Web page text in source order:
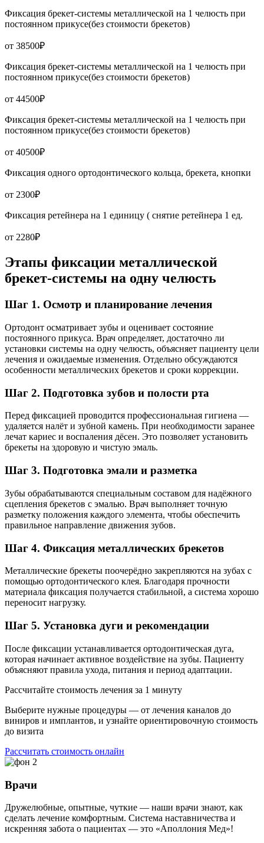
Фиксация брекет-системы металлической на 1 челюсть при
постоянном прикусе(без стоимости брекетов)
от 38500₽
Фиксация брекет-системы металлической на 1 челюсть при
постоянном прикусе(без стоимости брекетов)
от 44500₽
Фиксация брекет-системы металлической на 1 челюсть при
постоянном прикусе(без стоимости брекетов)
от 40500₽
Фиксация одного ортодонтического кольца, брекета, кнопки
от 2300₽
Фиксация ретейнера на 1 единицу ( снятие ретейнера 1 ед.
от 2280₽
Этапы фиксации металлической
брекет-системы на одну челюсть
Шаг 1. Осмотр и планирование лечения
Ортодонт осматривает зубы и оценивает состояние
постоянного прикуса. Врач определяет, достаточно ли
установки системы на одну челюсть, объясняет пациенту цели
лечения и ожидаемые изменения. Отдельно обсуждаются
особенности металлических брекетов и сроки коррекции.
Шаг 2. Подготовка зубов и полости рта
Перед фиксацией проводится профессиональная гигиена —
удаляется налёт и зубной камень. При необходимости заранее
лечат кариес и воспаления дёсен. Это позволяет установить
брекеты на здоровую и чистую эмаль.
Шаг 3. Подготовка эмали и разметка
Зубы обрабатываются специальным составом для надёжного
сцепления брекетов с эмалью. Врач выполняет точную
разметку положения каждого элемента, чтобы обеспечить
правильное направление движения зубов.
Шаг 4. Фиксация металлических брекетов
Металлические брекеты поочерёдно закрепляются на зубах с
помощью ортодонтического клея. Благодаря прочности
материала фиксация получается стабильной, а система хорошо
переносит нагрузку.
Шаг 5. Установка дуги и рекомендации
После фиксации устанавливается ортодонтическая дуга,
которая начинает активное воздействие на зубы. Пациенту
объясняют правила ухода, питания и период адаптации.
Рассчитайте стоимость лечения за 1 минуту
Выберите нужные процедуры — от лечения каналов до
виниров и имплантов, и узнайте ориентировочную стоимость
до визита
Рассчитать стоимость онлайн
Врачи
Дружелюбные, опытные, чуткие — наши врачи знают, как
сделать лечение комфортным. Система наставничества и
искренняя забота о пациентах — это «Аполлония Мед»!